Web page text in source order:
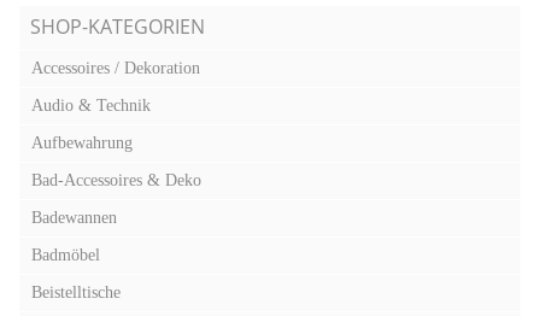
SHOP-KATEGORIEN
Accessoires / Dekoration
Audio & Technik
Aufbewahrung
Bad-Accessoires & Deko
Badewannen
Badmöbel
Beistelltische